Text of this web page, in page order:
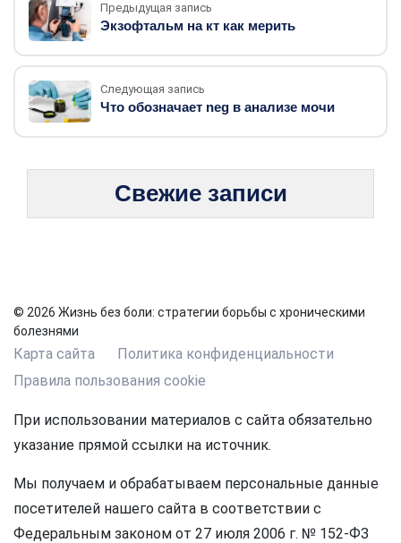
Предыдущая запись
Экзофтальм на кт как мерить
Следующая запись
Что обозначает neg в анализе мочи
Свежие записи
© 2026 Жизнь без боли: стратегии борьбы с хроническими
болезнями
Карта сайта
Политика конфиденциальности
Правила пользования cookie
При использовании материалов с сайта обязательно
указание прямой ссылки на источник.
Мы получаем и обрабатываем персональные данные
посетителей нашего сайта в соответствии с
Федеральным законом от 27 июля 2006 г. № 152-ФЗ